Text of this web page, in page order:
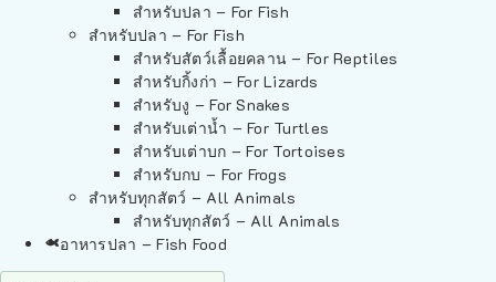
สำหรับปลา – For Fish
สำหรับปลา – For Fish
สำหรับสัตว์เลื้อยคลาน – For Reptiles
สำหรับกิ้งก่า – For Lizards
สำหรับงู – For Snakes
สำหรับเต่าน้ำ – For Turtles
สำหรับเต่าบก – For Tortoises
สำหรับกบ – For Frogs
สำหรับทุกสัตว์ – All Animals
สำหรับทุกสัตว์ – All Animals
อาหารปลา – Fish Food